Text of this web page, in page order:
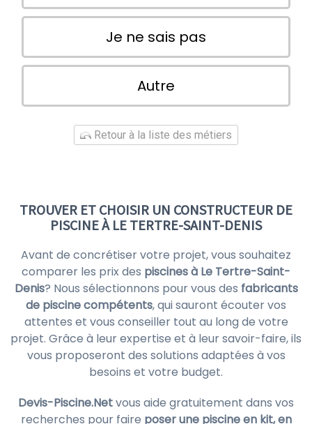
Je ne sais pas
Autre
Retour à la liste des métiers
TROUVER ET CHOISIR UN CONSTRUCTEUR DE
PISCINE À LE TERTRE-SAINT-DENIS
Avant de concrétiser votre projet, vous souhaitez
comparer les prix des piscines à Le Tertre-Saint-
Denis? Nous sélectionnons pour vous des fabricants
de piscine compétents, qui sauront écouter vos
attentes et vous conseiller tout au long de votre
projet. Grâce à leur expertise et à leur savoir-faire, ils
vous proposeront des solutions adaptées à vos
besoins et votre budget.
Devis-Piscine.Netvous aide gratuitement dans vos
recherches pour faire poser une piscine en kit, en